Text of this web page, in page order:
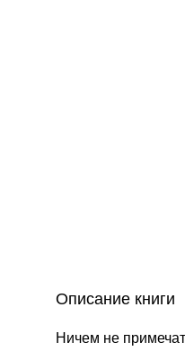
Описание книги
Ничем не